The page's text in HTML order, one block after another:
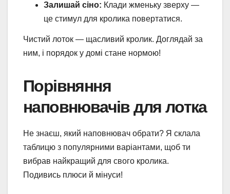
Залишай сіно: Клади жменьку зверху —
це стимул для кролика повертатися.
Чистий лоток — щасливий кролик. Доглядай за
ним, і порядок у домі стане нормою!
Порівняння
наповнювачів для лотка
Не знаєш, який наповнювач обрати? Я склала
таблицю з популярними варіантами, щоб ти
вибрав найкращий для свого кролика.
Подивись плюси й мінуси!